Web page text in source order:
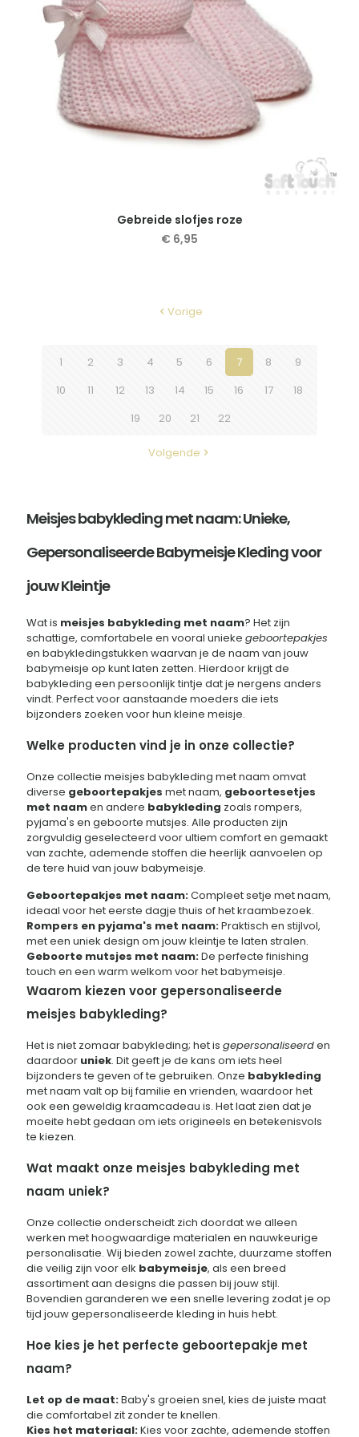
op
de
productpagina
Gebreide slofjes roze
€ 6,95
Vorige
1 2 3 4 5 6 7 8
9
10
11 12 13 14 15 16 17
18
19
20 21 22
Volgende
Meisjes babykleding met naam: Unieke,
Gepersonaliseerde Babymeisje Kleding voor
jouw Kleintje
Wat is meisjes babykleding met naam? Het zijn
schattige, comfortabele en vooral unieke geboortepakjes
en babykledingstukken waarvan je de naam van jouw
babymeisje op kunt laten zetten. Hierdoor krijgt de
babykleding een persoonlijk tintje dat je nergens anders
vindt. Perfect voor aanstaande moeders die iets
bijzonders zoeken voor hun kleine meisje.
Welke producten vind je in onze collectie?
Onze collectie meisjes babykleding met naam omvat
diverse geboortepakjes met naam, geboortesetjes
met naamen andere babykleding zoals rompers,
pyjama's en geboorte mutsjes. Alle producten zijn
zorgvuldig geselecteerd voor ultiem comfort en gemaakt
van zachte, ademende stoffen die heerlijk aanvoelen op
de tere huid van jouw babymeisje.
Geboortepakjes met naam:Compleet setje met naam,
ideaal voor het eerste dagje thuis of het kraambezoek.
Rompers en pyjama's met naam:Praktisch en stijlvol,
met een uniek design om jouw kleintje te laten stralen.
Geboorte mutsjes met naam:De perfecte finishing
touch en een warm welkom voor het babymeisje.
Waarom kiezen voor gepersonaliseerde
meisjes babykleding?
Het is niet zomaar babykleding; het is gepersonaliseerden
daardoor uniek. Dit geeft je de kans om iets heel
bijzonders te geven of te gebruiken. Onze babykleding
met naam valt op bij familie en vrienden, waardoor het
ook een geweldig kraamcadeau is. Het laat zien dat je
moeite hebt gedaan om iets origineels en betekenisvols
te kiezen.
Wat maakt onze meisjes babykleding met
naam uniek?
Onze collectie onderscheidt zich doordat we alleen
werken met hoogwaardige materialen en nauwkeurige
personalisatie. Wij bieden zowel zachte, duurzame stoffen
die veilig zijn voor elk babymeisje, als een breed
assortiment aan designs die passen bij jouw stijl.
Bovendien garanderen we een snelle levering zodat je op
tijd jouw gepersonaliseerde kleding in huis hebt.
Hoe kies je het perfecte geboortepakje met
naam?
Let op de maat:Baby's groeien snel, kies de juiste maat
die comfortabel zit zonder te knellen.
Kies het materiaal:Kies voor zachte, ademende stoffen